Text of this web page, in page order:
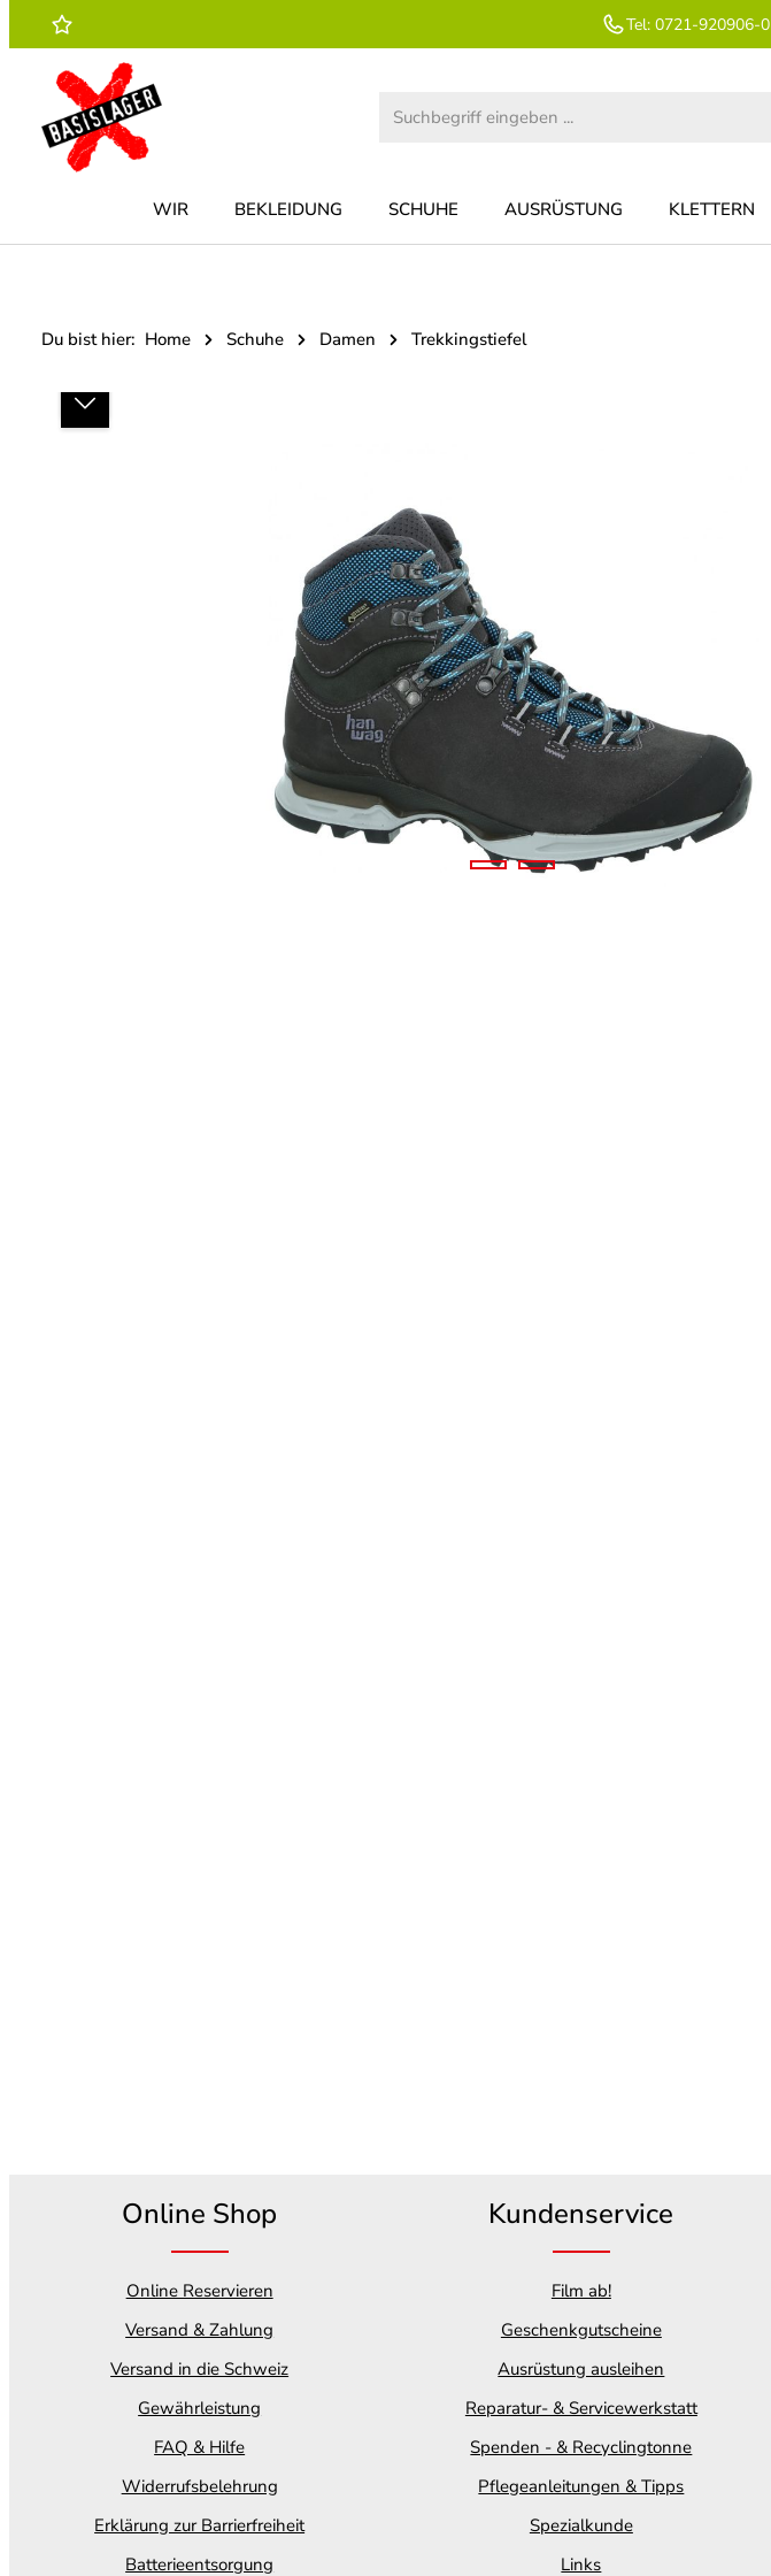
Hauptinhalt springen
Zur Suche springen
Zur Hauptnavigation springen Tel: 0721-920906-0
WIR BEKLEIDUNG SCHUHE AUSRÜSTUNG KLETTERN
Du bist hier: Home Schuhe Damen Trekkingstiefel
Bildergalerie überspringen
Online Shop
Online Reservieren
Versand & Zahlung
Versand in die Schweiz
Gewährleistung
FAQ & Hilfe
Widerrufsbelehrung
Erklärung zur Barrierfreiheit
Batterieentsorgung
Kundenservice
Film ab!
Geschenkgutscheine
Ausrüstung ausleihen
Reparatur- & Servicewerkstatt
Spenden - & Recyclingtonne
Pflegeanleitungen & Tipps
Spezialkunde
Links